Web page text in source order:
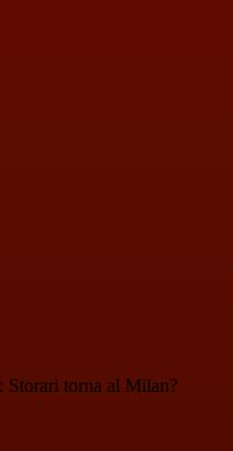
Storari torna al Milan?